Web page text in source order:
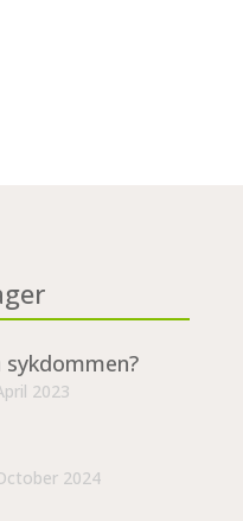
sykdommen?
2023
2024